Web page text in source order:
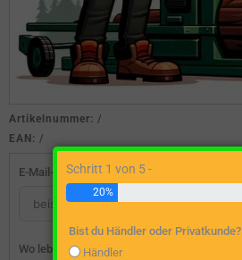
Artikelnummer: /
EAN: /
E-Mail-Adresse
Wo lebst du?
Schritt 1 von 5 -
20%
Bist du Händler oder Privatkunde?
Händler